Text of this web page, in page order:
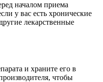
началом приема
у вас есть хронические
лекарственные
и храните его в
чтобы